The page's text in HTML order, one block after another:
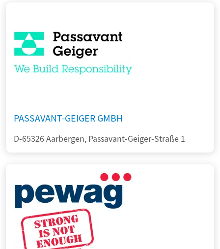
PASSAVANT-GEIGER GMBH
D-65326 Aarbergen, Passavant-Geiger-Straße 1